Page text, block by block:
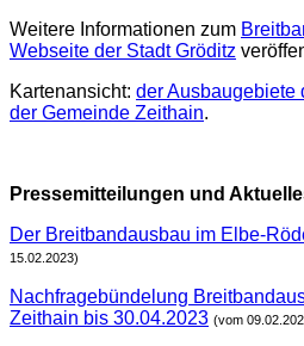
Weitere Informationen zum
Webseite der Stadt Gröditz
Kartenansicht: der Ausbaugebiete
der Gemeinde Zeithain.
Pressemitteilungen und
Der Breitbandausbau im Elbe-
15.02.2023)
Nachfragebündelung
Zeithain bis 30.04.2023 (vom